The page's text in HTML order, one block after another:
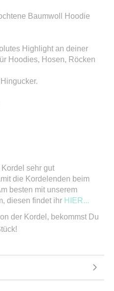
Baumwoll Hoodie
Highlight an deiner
Hoodies, Hosen, Röcken
sehr gut
die Kordelenden beim
besten mit unserem
diesen findet ihr HIER...
der Kordel, bekommst Du